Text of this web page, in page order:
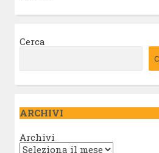
Cerca
ARCHIVI
Archivi